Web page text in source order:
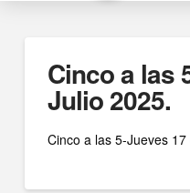
Cinco a las
Julio 2025.
Cinco a las 5-Jueves